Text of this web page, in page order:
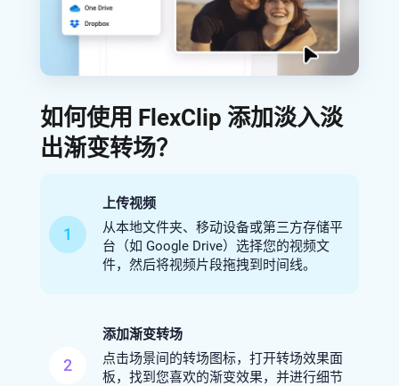
如何使用 FlexClip 添加淡入淡
出渐变转场？
1
上传视频
从本地文件夹、移动设备或第三方存储平
台（如 Google Drive）选择您的视频文
件，然后将视频片段拖拽到时间线。
2
添加渐变转场
点击场景间的转场图标，打开转场效果面
板，找到您喜欢的渐变效果，并进行细节